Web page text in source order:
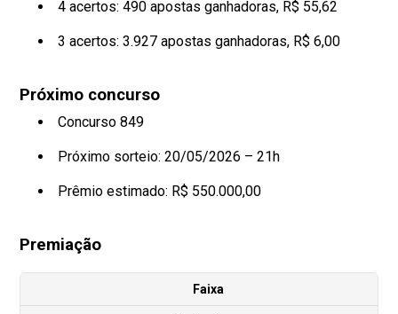
4 acertos: 490 apostas ganhadoras, R$ 55,62
3 acertos: 3.927 apostas ganhadoras, R$ 6,00
Próximo concurso
Concurso 849
Próximo sorteio: 20/05/2026 – 21h
Prêmio estimado: R$ 550.000,00
Premiação
Faixa